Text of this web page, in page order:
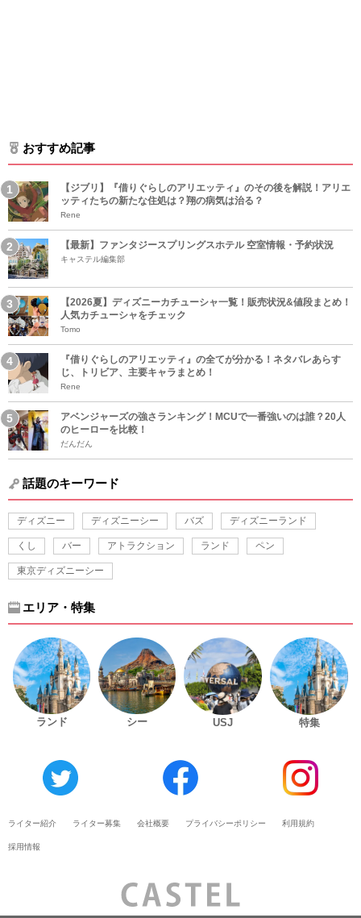
おすすめ記事
【ジブリ】『借りぐらしのアリエッティ』のその後を解説！アリエ
ッティたちの新たな住処は？翔の病気は治る？
Rene
【最新】ファンタジースプリングスホテル 空室情報・予約状況
キャステル編集部
【2026夏】ディズニーカチューシャ一覧！販売状況&値段まとめ！
人気カチューシャをチェック
Tomo
『借りぐらしのアリエッティ』の全てが分かる！ネタバレあらす
じ、トリビア、主要キャラまとめ！
Rene
アベンジャーズの強さランキング！MCUで一番強いのは誰？20人
のヒーローを比較！
だんだん
話題のキーワード
ディズニー ディズニーシー バズ ディズニーランド
くし バー アトラクション ランド ペン
東京ディズニーシー
エリア・特集
ランド シー USJ 特集
ライター紹介 ライター募集 会社概要 プライバシーポリシー 利用規約
採用情報